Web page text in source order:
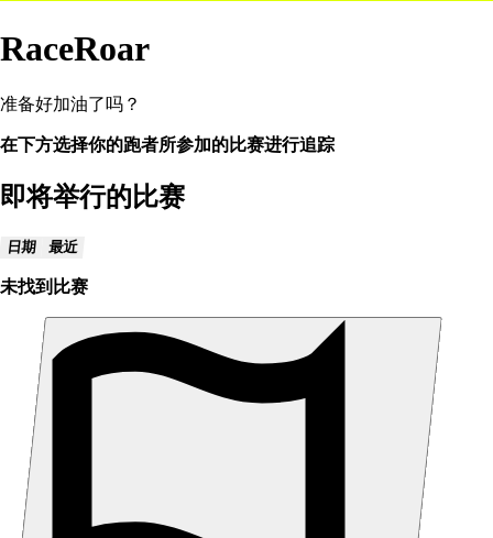
RaceRoar
准备好加油了吗？
在下方选择你的跑者所参加的比赛进行追踪
即将举行的比赛
日期 最近
未找到比赛